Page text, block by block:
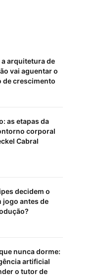
a arquitetura de
vai aguentar o
de crescimento
as etapas da
corporal
Cabral
decidem o
jogo antes de
nunca dorme:
artificial
o tutor de